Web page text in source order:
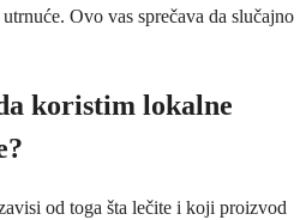
Ovo vas sprečava da slučajno
koristim lokalne
od toga šta lečite i koji proizvod